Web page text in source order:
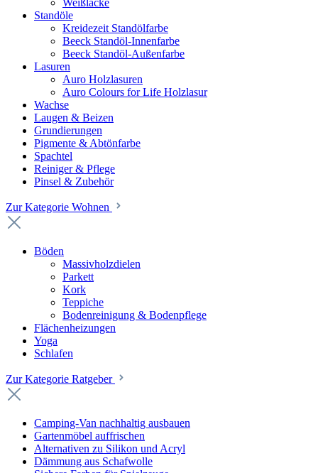
Weißlacke
Standöle
Kreidezeit Standölfarbe
Beeck Standöl-Innenfarbe
Beeck Standöl-Außenfarbe
Lasuren
Auro Holzlasuren
Auro Colours for Life Holzlasur
Wachse
Laugen & Beizen
Grundierungen
Pigmente & Abtönfarbe
Spachtel
Reiniger & Pflege
Pinsel & Zubehör
Zur Kategorie Wohnen
Böden
Massivholzdielen
Parkett
Kork
Teppiche
Bodenreinigung & Bodenpflege
Flächenheizungen
Yoga
Schlafen
Zur Kategorie Ratgeber
Camping-Van nachhaltig ausbauen
Gartenmöbel auffrischen
Alternativen zu Silikon und Acryl
Dämmung aus Schafwolle